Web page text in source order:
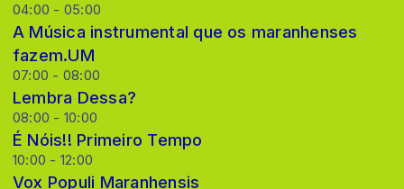
04:00 - 05:00
A Música instrumental que os maranhenses
fazem.UM
07:00 - 08:00
Lembra Dessa?
08:00 - 10:00
É Nóis!! Primeiro Tempo
10:00 - 12:00
Vox Populi Maranhensis